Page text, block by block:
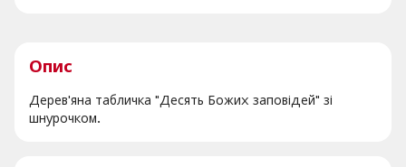
Опис
Дерев'яна табличка "Десять Божих заповідей" зі
шнурочком.